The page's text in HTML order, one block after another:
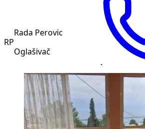
RP
Rada Perovic
Oglašivač